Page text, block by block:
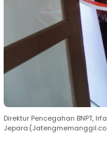
Direktur Pencegahan BNPT,